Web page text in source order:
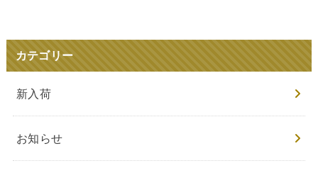
カテゴリー
新入荷
お知らせ